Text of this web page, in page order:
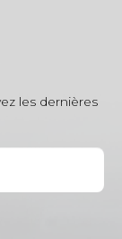
les dernières